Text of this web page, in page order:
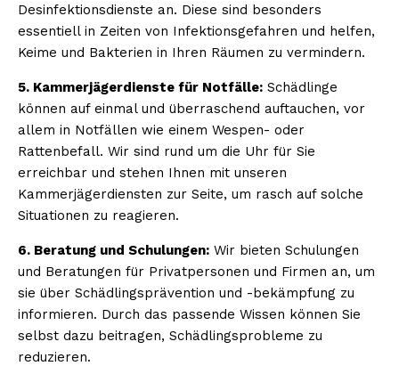
Desinfektionsdienste an. Diese sind besonders
essentiell in Zeiten von Infektionsgefahren und helfen,
Keime und Bakterien in Ihren Räumen zu vermindern.
5. Kammerjägerdienste für Notfälle: Schädlinge
können auf einmal und überraschend auftauchen, vor
allem in Notfällen wie einem Wespen- oder
Rattenbefall. Wir sind rund um die Uhr für Sie
erreichbar und stehen Ihnen mit unseren
Kammerjägerdiensten zur Seite, um rasch auf solche
Situationen zu reagieren.
6. Beratung und Schulungen: Wir bieten Schulungen
und Beratungen für Privatpersonen und Firmen an, um
sie über Schädlingsprävention und -bekämpfung zu
informieren. Durch das passende Wissen können Sie
selbst dazu beitragen, Schädlingsprobleme zu
reduzieren.